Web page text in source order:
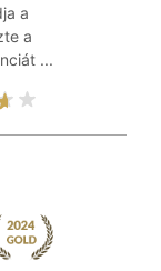
a
a
...